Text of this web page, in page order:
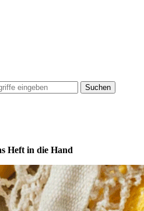
Suchen
Heft in die Hand